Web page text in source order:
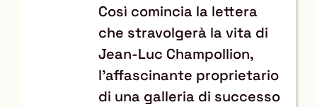
Così comincia la lettera
che stravolgerà la vita di
Jean-Luc Champollion,
l'affascinante proprietario
di una galleria di successo